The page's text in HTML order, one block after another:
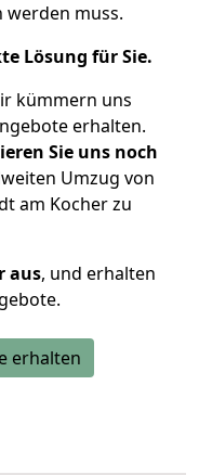
werden muss.
Lösung für Sie.
kümmern uns
erhalten.
Sie uns noch
Umzug von
am Kocher zu
aus, und erhalten
erhalten